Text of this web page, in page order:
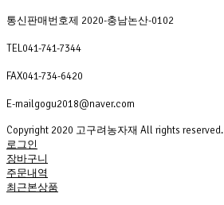
통신판매번호제 2020-충남논산-0102
TEL041-741-7344
FAX041-734-6420
E-mailgogu2018@naver.com
Copyright 2020 고구려농자재 All rights reserved.
로그인
장바구니
주문내역
최근본상품